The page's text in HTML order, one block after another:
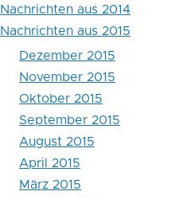
Nachrichten aus 2014
Nachrichten aus 2015
Dezember 2015
November 2015
Oktober 2015
September 2015
August 2015
April 2015
März 2015